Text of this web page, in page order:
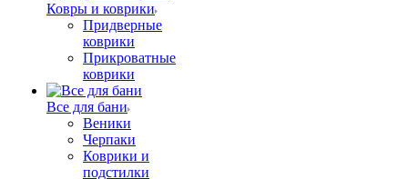
Ковры и коврики
Придверные
коврики
Прикроватные
коврики
Все для бани
Веники
Черпаки
Коврики и
подстилки